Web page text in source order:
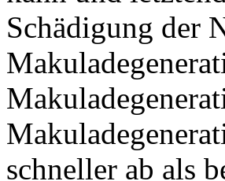
Schädigung der
schneller ab als